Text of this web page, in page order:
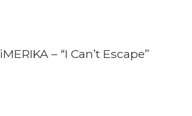
iMERIKA – “I Can’t Escape”